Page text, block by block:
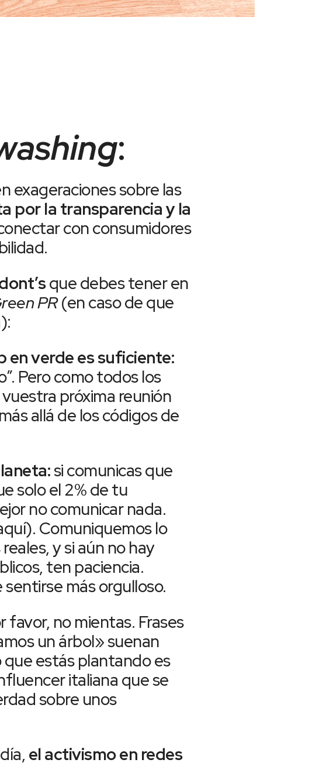
:
exageraciones sobre las
por la transparencia y la
con consumidores
que debes tener en
PR(en caso de que
en verde es suficiente:
Pero como todos los
vuestra próxima reunión
allá de los códigos de
si comunicas que
solo el 2% de tu
no comunicar nada.
Comuniquemos lo
y si aún no hay
ten paciencia.
más orgulloso.
favor, no mientas. Frases
un árbol» suenan
que estás plantando es
italiana que se
sobre unos
el activismo en redes